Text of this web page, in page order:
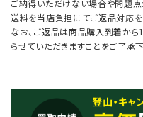
ご納得いただけない場合や問題点
送料を当店負担にてご返品対応を
なお、ご返品は商品購入到着か
らせていただきますことをご了承下